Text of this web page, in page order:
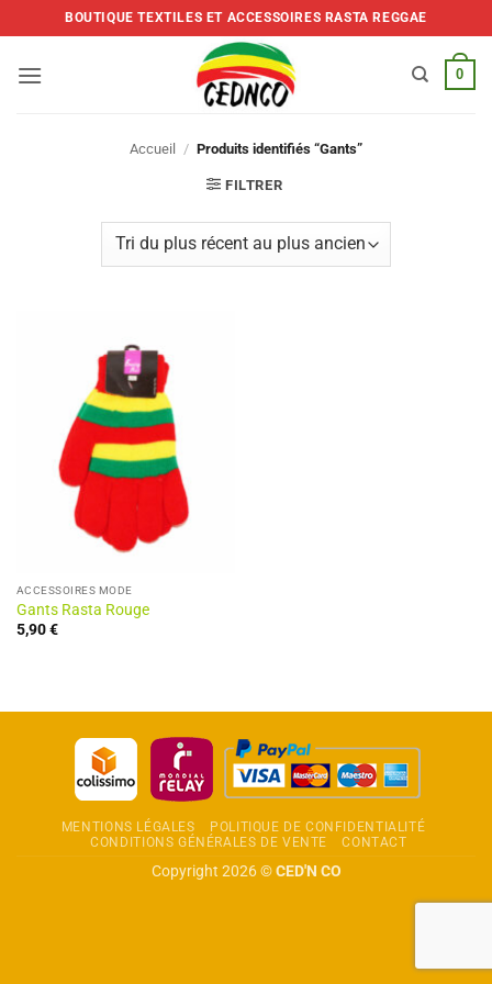
to
BOUTIQUE TEXTILES ET ACCESSOIRES RASTA REGGAE
0
Accueil / Produits identifiés “Gants”
FILTRER
ACCESSOIRES MODE
Gants Rasta Rouge
5,90€
MENTIONS LÉGALES
POLITIQUE DE CONFIDENTIALITÉ
CONDITIONS GÉNÉRALES DE VENTE
CONTACT
Copyright 2026 ©CED'N CO